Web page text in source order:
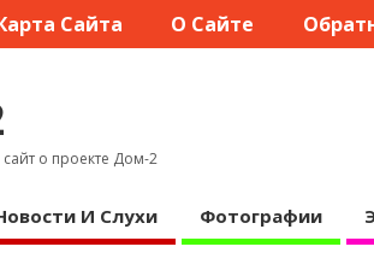
Сайта О Сайте
о проекте Дом-2
И Слухи Фотографии